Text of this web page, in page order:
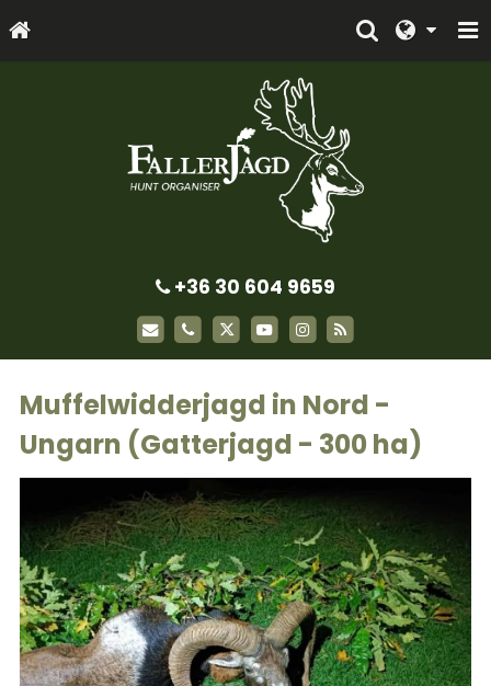
+36 30 604 9659
Muffelwidderjagd in Nord -
Ungarn (Gatterjagd - 300 ha)